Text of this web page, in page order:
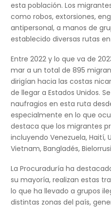
esta población. Los
como robos, extorsiones,
antipersonal, a manos de
establecido diversas rutas
Entre 2022 y lo que va de
mar a un total de 895
dirigían hacia las costas
de llegar a Estados Unidos.
naufragios en esta ruta
especialmente en lo que
destaca que los migrantes
incluyendo Venezuela, Haití,
Vietnam, Bangladés,
La Procuraduría ha
su mayoría, realizan estas
lo que ha llevado a grupos
distintas zonas del país,